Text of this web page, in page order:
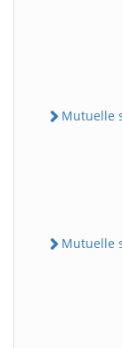
Mutuelle
Mutuelle